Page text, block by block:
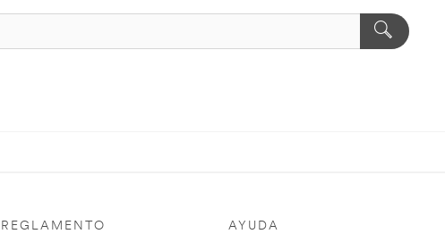
REGLAMENTO AYUDA